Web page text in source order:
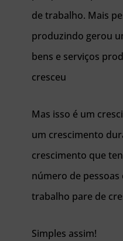
de trabalho. Mais
produzindo gerou
bens e serviços
cresceu
Mas isso é um
um crescimento
crescimento que
número de
trabalho pare de
Simples assim!